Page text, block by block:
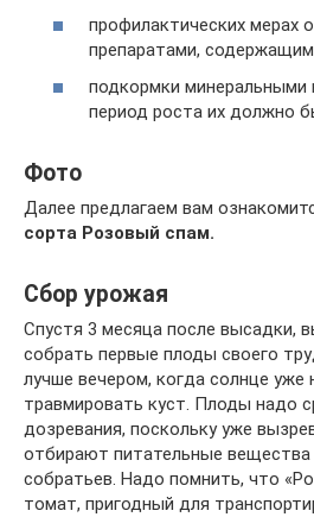
профилактических мерах
препаратами,
подкормки минеральными
период роста их должно
Фото
Далее предлагаем вам
сорта Розовый спам.
Сбор урожая
Спустя 3 месяца после высадки,
собрать первые плоды своего
лучше вечером, когда солнце уже
травмировать куст. Плоды надо
дозревания, поскольку уже
отбирают питательные вещества
собратьев. Надо помнить, что
томат, пригодный для